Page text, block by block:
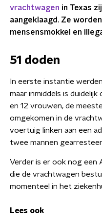
vrachtwagen in Texas
aangeklaagd. Ze
mensensmokkel en
51 doden
In eerste instantie
maar inmiddels is
en 12 vrouwen, de
omgekomen in de
voertuig linken aan een
twee mannen
Verder is er ook nog een
die de vrachtwagen
momenteel in het
Lees ook